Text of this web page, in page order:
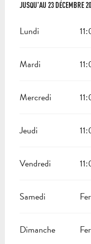
DU5 JANVIER 2026AU23
JUSQU'AU 23 DÉCEMBRE
Lundi
Mardi
Mercredi
Jeudi
Vendredi
Samedi
Dimanche